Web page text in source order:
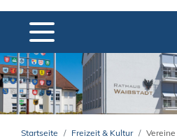
Startseite Freizeit & Kultur Vereine